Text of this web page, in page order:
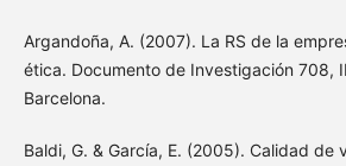
Argandoña, A. (2007). La RS de la
ética. Documento de Investigación 708,
Barcelona.
Baldi, G. & García, E. (2005). Calidad de